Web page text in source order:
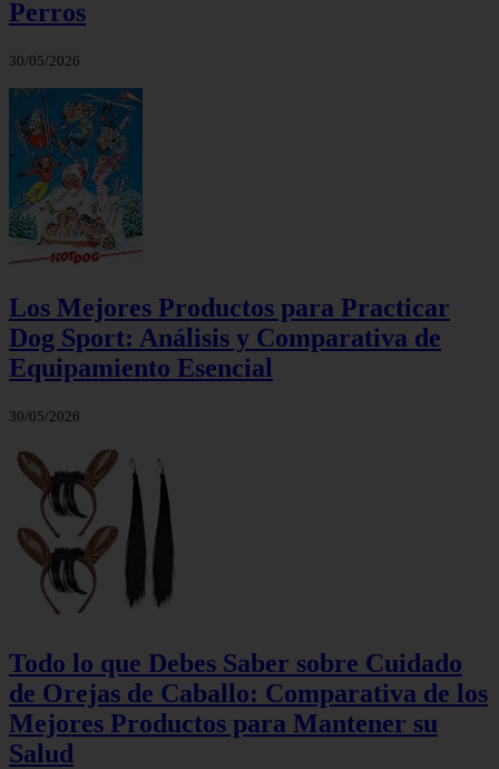
Perros
30/05/2026
Los Mejores Productos para Practicar
Dog Sport: Análisis y Comparativa de
Equipamiento Esencial
30/05/2026
Todo lo que Debes Saber sobre Cuidado
de Orejas de Caballo: Comparativa de los
Mejores Productos para Mantener su
Salud